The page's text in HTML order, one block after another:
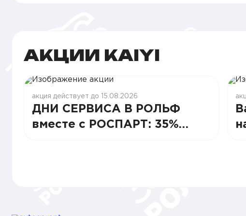
АКЦИИ KAIYI
акция действует до 15.08.2026
ДНИ СЕРВИСА В РОЛЬФ
вместе с РОСПАРТ: 35%